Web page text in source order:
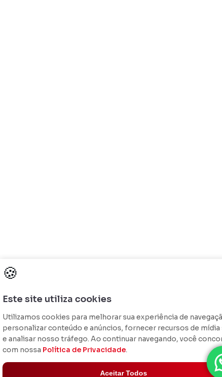
🍪
Este site utiliza cookies
Utilizamos cookies para melhorar sua experiência de
personalizar conteúdo e anúncios, fornecer recursos de mídia
e analisar nosso tráfego. Ao continuar navegando, você
com nossa Política de Privacidade.
Aceitar Todos